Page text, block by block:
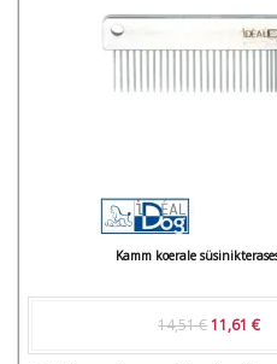
Kamm koerale
14,51 €11,61 €